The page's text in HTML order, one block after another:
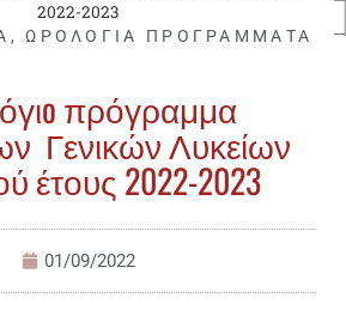
2022-2023
,ΩΡΟΛΌΓΙΑ ΠΡΟΓΡΆΜΜΑΤΑ
πρόγραμμα
Γενικών Λυκείων
έτους 2022-2023
01/09/2022